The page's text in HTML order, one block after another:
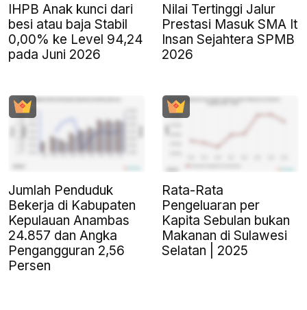
IHPB Anak kunci dari
besi atau baja Stabil
0,00% ke Level 94,24
pada Juni 2026
Nilai Tertinggi Jalur
Prestasi Masuk SMA It
Insan Sejahtera SPMB
2026
Jumlah Penduduk
Bekerja di Kabupaten
Kepulauan Anambas
24.857 dan Angka
Pengangguran 2,56
Persen
Rata-Rata
Pengeluaran per
Kapita Sebulan bukan
Makanan di Sulawesi
Selatan | 2025